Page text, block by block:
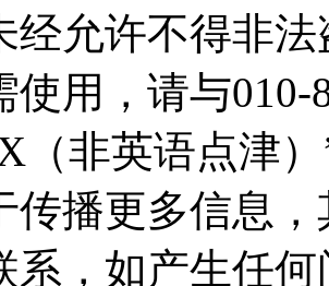
经允许不得非
使用，请与010-
（非英语点津
传播更多信息
系，如产生任